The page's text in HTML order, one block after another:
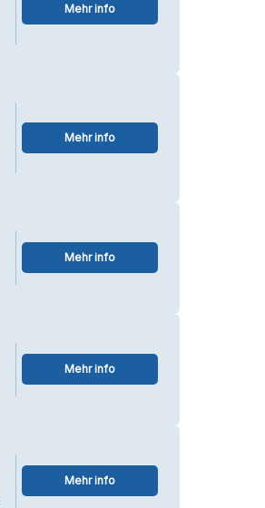
Mehr info
Mehr info
Mehr info
Mehr info
Mehr info